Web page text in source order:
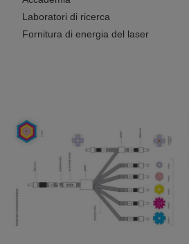
Laboratori di ricerca
Fornitura di energia del laser